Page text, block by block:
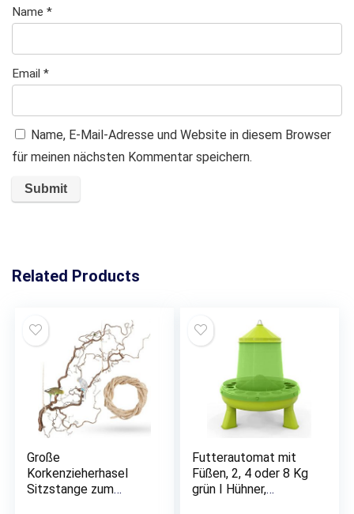
Name *
Email *
Name, E-Mail-Adresse und Website in diesem Browser
für meinen nächsten Kommentar speichern.
Related Products
Große
Korkenzieherhasel
Sitzstange zum
Futterautomat mit
Füßen, 2, 4 oder 8 Kg
grün I Hühner,